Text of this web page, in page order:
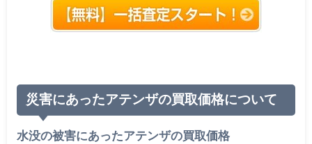
災害にあったアテンザの買取価格について
水没の被害にあったアテンザの買取価格